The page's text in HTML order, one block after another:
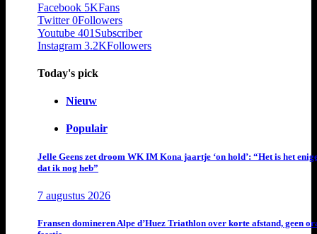
Facebook 5KFans
Twitter 0Followers
Youtube 401 Subscriber
Instagram 3.2KFollowers
Today's pick
Nieuw
Populair
Jelle Geens zet droom WK IM Kona jaartje ‘on hold’: “Het is het
dat ik nog heb”
7 augustus 2026
Fransen domineren Alpe d’Huez Triathlon over korte afstand, geen